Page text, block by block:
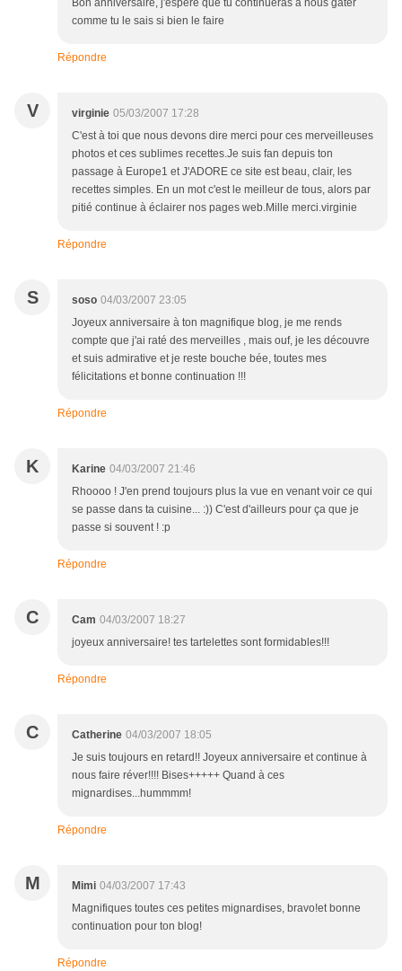
Bon anniversaire, j'espère que tu continueras à nous gâter
comme tu le sais si bien le faire
Répondre
V virginie 05/03/2007 17:28
C'est à toi que nous devons dire merci pour ces merveilleuses
photos et ces sublimes recettes.Je suis fan depuis ton
passage à Europe1 et J'ADORE ce site est beau, clair, les
recettes simples. En un mot c'est le meilleur de tous, alors par
pitié continue à éclairer nos pages web.Mille merci.virginie
Répondre
S soso 04/03/2007 23:05
Joyeux anniversaire à ton magnifique blog, je me rends
compte que j'ai raté des merveilles , mais ouf, je les découvre
et suis admirative et je reste bouche bée, toutes mes
félicitations et bonne continuation !!!
Répondre
K Karine 04/03/2007 21:46
Rhoooo ! J'en prend toujours plus la vue en venant voir ce qui
se passe dans ta cuisine... :)) C'est d'ailleurs pour ça que je
passe si souvent ! :p
Répondre
C Cam 04/03/2007 18:27
joyeux anniversaire! tes tartelettes sont formidables!!!
Répondre
C Catherine 04/03/2007 18:05
Je suis toujours en retard!! Joyeux anniversaire et continue à
nous faire réver!!!! Bises+++++ Quand à ces
mignardises...hummmm!
Répondre
M Mimi 04/03/2007 17:43
Magnifiques toutes ces petites mignardises, bravo!et bonne
continuation pour ton blog!
Répondre